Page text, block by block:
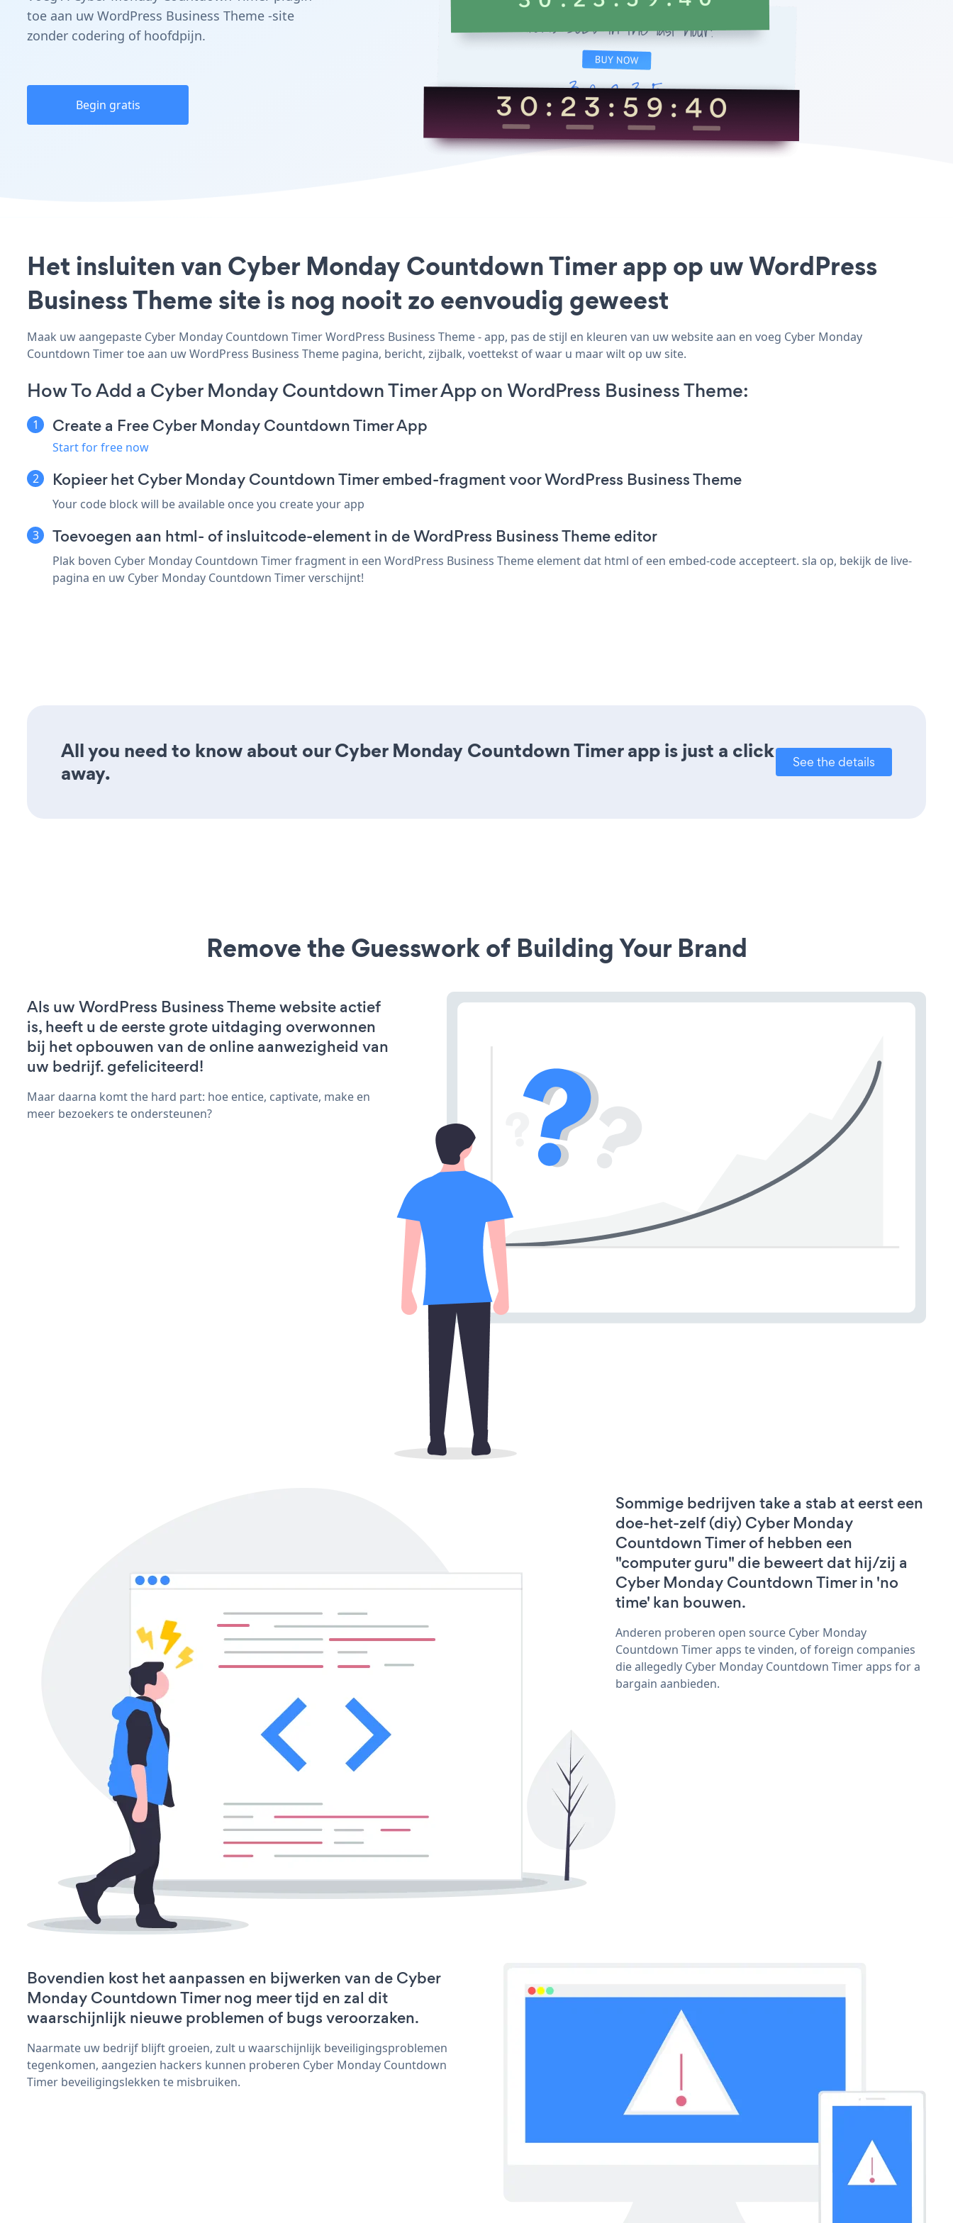
toe aan uw WordPress Business Theme -site
zonder codering of hoofdpijn.
Begin gratis
Het insluiten van Cyber Monday Countdown Timer app op uw WordPress
Business Theme site is nog nooit zo eenvoudig geweest
Maak uw aangepaste Cyber Monday Countdown Timer WordPress Business Theme - app, pas de stijl en kleuren van uw website aan en voeg Cyber Monday
Countdown Timer toe aan uw WordPress Business Theme pagina, bericht, zijbalk, voettekst of waar u maar wilt op uw site.
How To Add a Cyber Monday Countdown Timer App on WordPress Business Theme:
Create a Free Cyber Monday Countdown Timer App
Start for free now
Kopieer het Cyber Monday Countdown Timer embed-fragment voor WordPress Business Theme
Your code block will be available once you create your app
Toevoegen aan html- of insluitcode-element in de WordPress Business Theme editor
Plak boven Cyber Monday Countdown Timer fragment in een WordPress Business Theme element dat html of een embed-code accepteert. sla op, bekijk de live-
pagina en uw Cyber Monday Countdown Timer verschijnt!
All you need to know about our Cyber Monday Countdown Timer app is just a click
away.
See the details
Remove the Guesswork of Building Your Brand
Als uw WordPress Business Theme website actief
is, heeft u de eerste grote uitdaging overwonnen
bij het opbouwen van de online aanwezigheid van
uw bedrijf. gefeliciteerd!
Maar daarna komt the hard part: hoe entice, captivate, make en
meer bezoekers te ondersteunen?
Sommige bedrijven take a stab at eerst een
doe-het-zelf (diy) Cyber Monday
Countdown Timer of hebben een
"computer guru" die beweert dat hij/zij a
Cyber Monday Countdown Timer in 'no
time' kan bouwen.
Anderen proberen open source Cyber Monday
Countdown Timer apps te vinden, of foreign companies
die allegedly Cyber Monday Countdown Timer apps for a
bargain aanbieden.
Bovendien kost het aanpassen en bijwerken van de Cyber
Monday Countdown Timer nog meer tijd en zal dit
waarschijnlijk nieuwe problemen of bugs veroorzaken.
Naarmate uw bedrijf blijft groeien, zult u waarschijnlijk beveiligingsproblemen
tegenkomen, aangezien hackers kunnen proberen Cyber Monday Countdown
Timer beveiligingslekken te misbruiken.